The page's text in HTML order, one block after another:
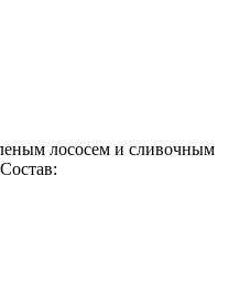
лососем и сливочным